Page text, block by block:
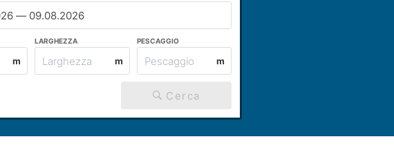
m
LARGHEZZA
m
PESCAGGIO
m
Cerca